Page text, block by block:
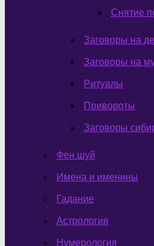
Снятие
Заговоры на
Заговоры на
Ритуалы
Привороты
Заговоры
Фен шуй
Имена и именины
Гадание
Астрология
Нумерология